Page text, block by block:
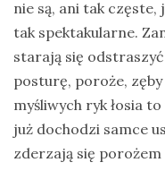
nie są, ani tak częste,
tak spektakularne.
starają się
posturę, poroże,
myśliwych ryk łosia
już dochodzi samce
zderzają się